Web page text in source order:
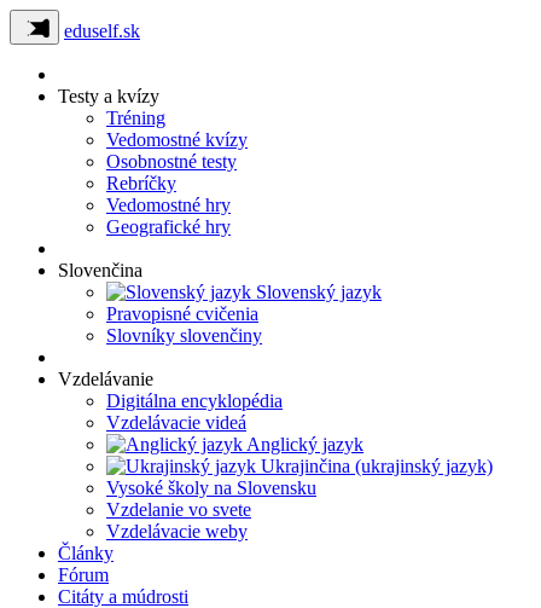
eduself.sk
Testy a kvízy
Tréning
Vedomostné kvízy
Osobnostné testy
Rebríčky
Vedomostné hry
Geografické hry
Slovenčina
Slovenský jazyk
Pravopisné cvičenia
Slovníky slovenčiny
Vzdelávanie
Digitálna encyklopédia
Vzdelávacie videá
Anglický jazyk
Ukrajinčina (ukrajinský jazyk)
Vysoké školy na Slovensku
Vzdelanie vo svete
Vzdelávacie weby
Články
Fórum
Citáty a múdrosti